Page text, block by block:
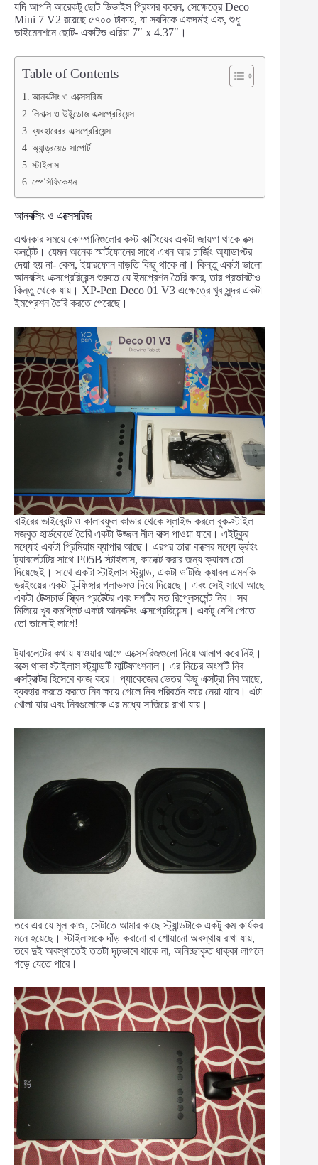
যদি আপনি আরেকটু ছোট ডিভাইস প্রিফার করেন, সেক্ষেত্রে Deco
Mini 7 V2 রয়েছে ৫৭০০ টাকায়, যা সবদিকে একদমই এক, শুধু
ডাইমেনশনে ছোট- একটিভ এরিয়া 7″ x 4.37″।
Table of Contents
আনবক্সিং ও এক্সেসরিজ
লিনাক্স ও উইন্ডোজ এক্সপ্রেরিয়েন্স
ব্যবহারেরর এক্সপ্রেরিয়েন্স
অ্যান্ড্রয়েড সাপোর্ট
স্টাইলাস
স্পেসিফিকেশন
আনবক্সিং ও এক্সেসরিজ
এখনকার সময়ে কোম্পানিগুলোর কস্ট কাটিংয়ের একটা জায়গা থাকে বক্স
কনটেন্ট। যেমন অনেক স্মার্টফোনের সাথে এখন আর চার্জিং অ্যাডাপ্টর
দেয়া হয় না- কেস, ইয়ারফোন বাড়তি কিছু থাকে না। কিন্তু একটা ভালো
আনবক্সিং এক্সপ্রেরিয়েন্স শুরুতে যে ইমপ্রেশন তৈরি করে, তার প্রভাবটাও
কিন্তু থেকে যায়। XP-Pen Deco 01 V3 এক্ষেত্রে খুব সুন্দর একটা
ইমপ্রেশন তৈরি করতে পেরেছে।
বাইরের ভাইব্রেন্ট ও কালারফুল কাভার থেকে স্লাইড করলে বুক-স্টাইল
মজবুত হার্ডবোর্ডে তৈরি একটা উজ্জল নীল বাক্স পাওয়া যাবে। এইটুকুর
মধ্যেই একটা প্রিমিয়াম ব্যাপার আছে। এরপর তারা বাক্সের মধ্যে ড্রইং
ট্যাবলেটটির সাথে P05B স্টাইলাস, কানেক্ট করার জন্য ক্যাবল তো
দিয়েছেই। সাথে একটা স্টাইলাস স্ট্যান্ড, একটা ওটিজি ক্যাবল এমনকি
ড্রইংয়ের একটা টু-ফিঙ্গার গ্লাভসও দিয়ে দিয়েছে। এবং সেই সাথে আছে
একটা টেক্সচার্ড স্ক্রিন প্রটেক্টর এবং দশটির মত রিপ্লেসমেন্ট নিব। সব
মিলিয়ে খুব কমপ্লিট একটা আনবক্সিং এক্সপ্রেরিয়েন্স। একটু বেশি পেতে
তো ভালোই লাগে!
ট্যাবলেটের কথায় যাওয়ার আগে এক্সেসরিজগুলো নিয়ে আলাপ করে নিই।
বক্সে থাকা স্টাইলাস স্ট্যান্ডটি মাল্টিফাংশনাল। এর নিচের অংশটি নিব
এক্সট্রাক্টর হিসেবে কাজ করে। প্যাকেজের ভেতর কিছু এক্সট্রা নিব আছে,
ব্যবহার করতে করতে নিব ক্ষয়ে গেলে নিব পরিবর্তন করে নেয়া যাবে। এটা
খোলা যায় এবং নিবগুলোকে এর মধ্যে সাজিয়ে রাখা যায়।
তবে এর যে মূল কাজ, সেটাতে আমার কাছে স্ট্যান্ডটাকে একটু কম কার্যকর
মনে হয়েছে। স্টাইলাসকে দাঁড় করানো বা শোয়ানো অবস্থায় রাখা যায়,
তবে দুই অবস্থাতেই ততটা দৃঢ়ভাবে থাকে না, অনিচ্ছাকৃত ধাক্কা লাগলে
পড়ে যেতে পারে।